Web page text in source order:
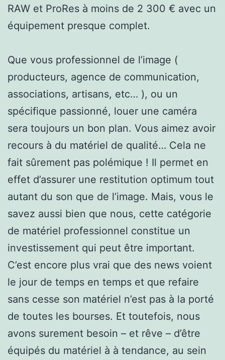
RAW et ProRes à moins de 2 300 € avec un
équipement presque complet.
Que vous professionnel de l’image (
producteurs, agence de communication,
associations, artisans, etc… ), ou un
spécifique passionné, louer une caméra
sera toujours un bon plan. Vous aimez avoir
recours à du matériel de qualité… Cela ne
fait sûrement pas polémique ! Il permet en
effet d’assurer une restitution optimum tout
autant du son que de l’image. Mais, vous le
savez aussi bien que nous, cette catégorie
de matériel professionnel constitue un
investissement qui peut être important.
C’est encore plus vrai que des news voient
le jour de temps en temps et que refaire
sans cesse son matériel n’est pas à la porté
de toutes les bourses. Et toutefois, nous
avons surement besoin – et rêve – d’être
équipés du matériel à à tendance, au sein